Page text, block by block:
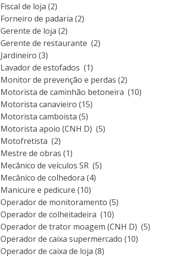
Fiscal de loja (2)
Forneiro de padaria (2)
Gerente de loja (2)
Gerente de restaurante (2)
Jardineiro (3)
Lavador de estofados (1)
Monitor de prevenção e perdas (2)
Motorista de caminhão betoneira (10)
Motorista canavieiro (15)
Motorista camboista (5)
Motorista apoio (CNH D) (5)
Motofretista (2)
Mestre de obras (1)
Mecânico de veículos SR (5)
Mecânico de colhedora (4)
Manicure e pedicure (10)
Operador de monitoramento (5)
Operador de colheitadeira (10)
Operador de trator moagem (CNH D) (5)
Operador de caixa supermercado (10)
Operador de caixa de loja (8)